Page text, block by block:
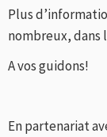
Plus
nombreux, dans
A vos guidons!
En partenariat